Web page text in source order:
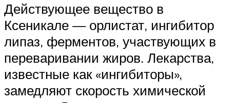
Действующее вещество в
Ксеникале — орлистат, ингибитор
липаз, ферментов, участвующих в
переваривании жиров. Лекарства,
известные как «ингибиторы»,
замедляют скорость химической